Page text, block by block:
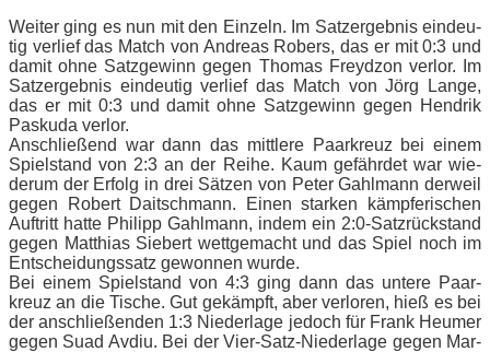
Wei­ter ging es nun mit den Ein­zeln. Im Satz­er­geb­nis ein­deu­
tig ver­lief das Match von An­dre­as Ro­bers, das er mit 0:3 und
da­mit ohne Satz­ge­winn ge­gen Tho­mas Freyd­zon ver­lor. Im
Satz­er­geb­nis ein­deu­tig ver­lief das Match von Jörg Lan­ge,
das er mit 0:3 und da­mit ohne Satz­ge­winn ge­gen Hen­drik
Pas­ku­da ver­lor.
An­schlie­ßend war dann das mitt­le­re Paar­kreuz bei ei­nem
Spiel­stand von 2:3 an der Rei­he. Kaum ge­fähr­det war wie­
der­um der Er­folg in drei Sät­zen von Pe­ter Gahl­mann der­weil
ge­gen Ro­bert Dait­sch­mann. Ei­nen star­ken kämp­fe­ri­schen
Auf­tritt hat­te Phil­ipp Gahl­mann, in­dem ein 2:0‑Satzrückstand
ge­gen Mat­thi­as Sie­bert wett­ge­macht und das Spiel noch im
Ent­schei­dungs­satz ge­won­nen wur­de.
Bei ei­nem Spiel­stand von 4:3 ging dann das un­te­re Paar­
kreuz an die Ti­sche. Gut ge­kämpft, aber ver­lo­ren, hieß es bei
der an­schlie­ßen­den 1:3 Nie­der­la­ge je­doch für Frank Heu­mer
ge­gen Suad Av­diu. Bei der Vier-Satz-Nie­der­la­ge ge­gen Mar­